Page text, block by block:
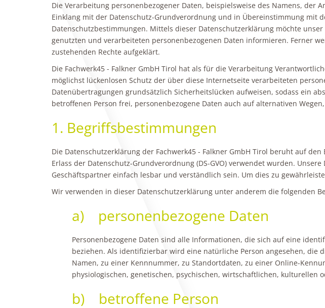
Die Verarbeitung personenbezogener Daten, beispielsweise des Namens,
Einklang mit der Datenschutz-Grundverordnung und in Übereinstimmung mit
Datenschutzbestimmungen. Mittels dieser Datenschutzerklärung möchte
genutzten und verarbeiteten personenbezogenen Daten informieren. Ferner
zustehenden Rechte aufgeklärt.
Die Fachwerk45 - Falkner GmbH Tirol hat als für die Verarbeitung
möglichst lückenlosen Schutz der über diese Internetseite verarbeiteten
Datenübertragungen grundsätzlich Sicherheitslücken aufweisen, sodass ein
betroffenen Person frei, personenbezogene Daten auch auf alternativen
1. Begriffsbestimmungen
Die Datenschutzerklärung der Fachwerk45 - Falkner GmbH Tirol beruht auf
Erlass der Datenschutz-Grundverordnung (DS-GVO) verwendet wurden.
Geschäftspartner einfach lesbar und verständlich sein. Um dies zu
Wir verwenden in dieser Datenschutzerklärung unter anderem die folgenden
a) personenbezogene Daten
Personenbezogene Daten sind alle Informationen, die sich auf eine
beziehen. Als identifizierbar wird eine natürliche Person angesehen,
Namen, zu einer Kennnummer, zu Standortdaten, zu einer Online-
physiologischen, genetischen, psychischen, wirtschaftlichen,
b) betroffene Person